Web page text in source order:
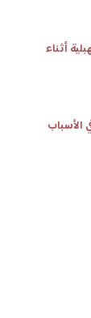
أثناء
الأسباب